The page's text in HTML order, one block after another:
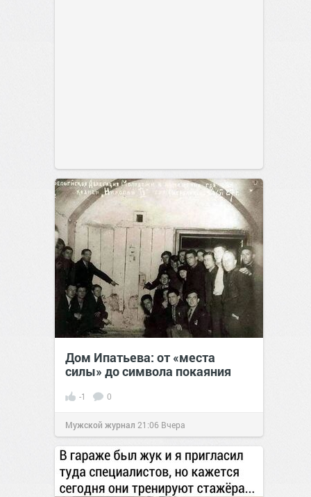
Дом Ипатьева: от «места
силы» до символа покаяния
-1 0
Мужской журнал 21:06 Вчера